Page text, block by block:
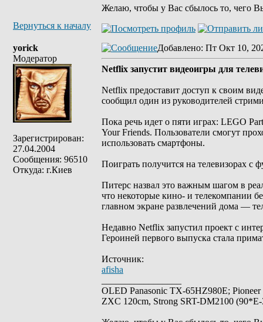
Желаю, чтобы у Вас сбылось то, чего
Вернуться к началу
yorick
Модератор
Зарегистрирован:
27.04.2004
Сообщения: 96510
Откуда: г.Киев
Добавлено: Пт Окт 10,
Netflix запустит видеоигры для
Netflix предоставит доступ к своим
сообщил один из руководителей
Пока речь идет о пяти играх: LEGO
Your Friends. Пользователи смогут
использовать смартфоны.
Поиграть получится на телевизорах с
Питерс назвал это важным шагом в
что некоторые кино- и телекомпании
главном экране развлечений дома —
Недавно Netflix запустил проект с
Героиней первого выпуска стала
Источник:
afisha
OLED Panasonic TX-65HZ980E;
ZXC 120cm, Strong SRT-DM2100